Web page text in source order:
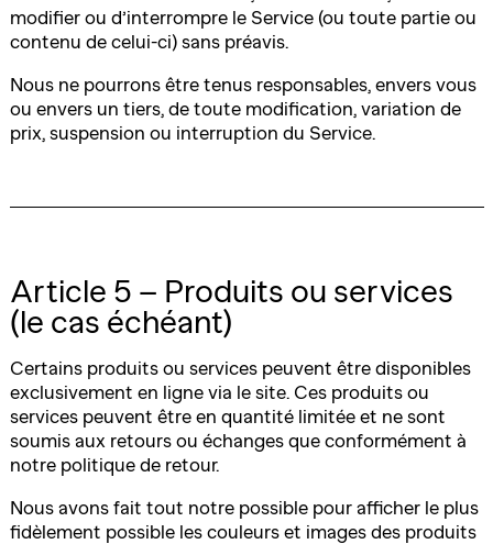
modifier ou d’interrompre le Service (ou toute partie ou
contenu de celui-ci) sans préavis.
Nous ne pourrons être tenus responsables, envers vous
ou envers un tiers, de toute modification, variation de
prix, suspension ou interruption du Service.
Article 5 – Produits ou services
(le cas échéant)
Certains produits ou services peuvent être disponibles
exclusivement en ligne via le site. Ces produits ou
services peuvent être en quantité limitée et ne sont
soumis aux retours ou échanges que conformément à
notre politique de retour.
Nous avons fait tout notre possible pour afficher le plus
fidèlement possible les couleurs et images des produits